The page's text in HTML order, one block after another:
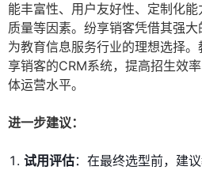
能丰富性、用户友好性、定制化
质量等因素。纷享销客凭借其强
为教育信息服务行业的理想选择
享销客的CRM系统，提高招生效
体运营水平。
进一步建议：
试用评估：在最终选型前，建